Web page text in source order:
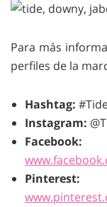
Para más
perfiles de la
Hashtag:
Instagram:
Facebook:
Pinterest: